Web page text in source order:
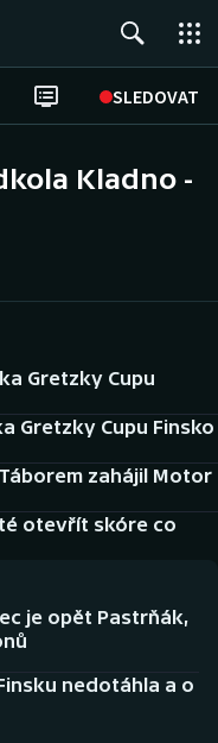
SLEDOVAT
Kladno -
Gretzky Cupu
Gretzky Cupu Finsko
zahájil Motor
otevřít skóre co
je opět Pastrňák,
nedotáhla a o